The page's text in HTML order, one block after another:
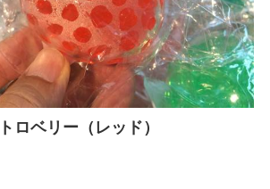
ロベリー（レッド）